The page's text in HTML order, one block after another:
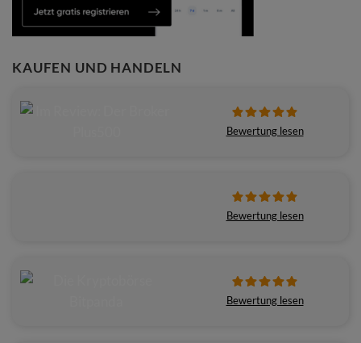
KAUFEN UND HANDELN
Bewertung lesen
Bewertung lesen
Bewertung lesen